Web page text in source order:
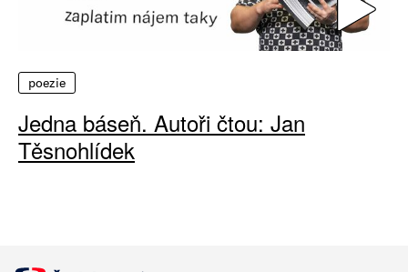
poezie
Jedna báseň. Autoři čtou: Jan
Těsnohlídek